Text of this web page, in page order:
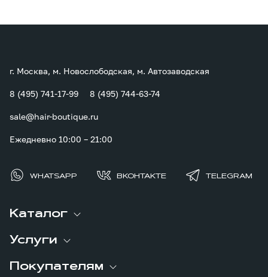
Каталог
Услуги
Покупателям
г. Москва, м. Новослободская, м. Автозаводская
8 (495) 741-17-99 8 (495) 744-63-74
sale@hair-boutique.ru
Ежедневно 10:00 – 21:00
WHATSAPP ВКОНТАКТЕ TELEGRAM